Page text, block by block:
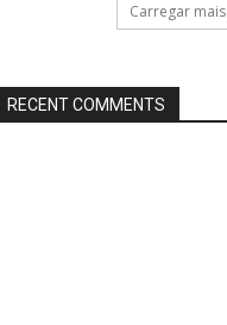
Carregar mais
RECENT COMMENTS